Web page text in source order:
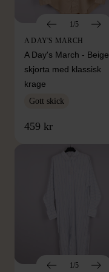
1/5
A DAY'S MARCH
A Day's March - Beige
skjorta med klassisk
krage
Gott skick
459 kr
1/5